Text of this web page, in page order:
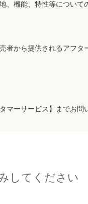
機能、特性等につい
から提供されるアフ
ーサービス】までお
してください